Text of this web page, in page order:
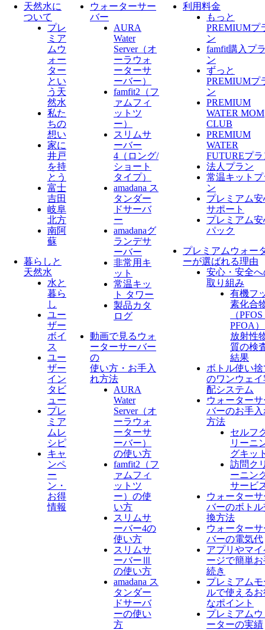
天然水に
ついて
プレ
ミア
ムウ
ォー
ター
とい
う天
然水
私た
ちの
想い
家に
井戸
を持
とう
富士
吉田
岐阜
北方
南阿
蘇
暮らしと
天然水
水と
暮ら
し
ユー
ザー
ボイ
ス
ユー
ザー
イン
タビ
ュー
プレ
ミア
ムレ
シピ
キャ
ンペ
ー
ン・
お得
情報
ウォーターサー
バー
AURA
Water
Server​（オ
ーラウォ
ーターサ
ーバー）
famfit2（フ
ァムフィ
ットツ
ー）
スリムサ
ーバー
4（ロング/
ショート
タイプ）
amadana ス
タンダー
ドサーバ
ー
amadanaグ
ランデサ
ーバー
非常用キ
ット
常温キッ
ト タワー
製品カタ
ログ
動画で見るウォ
ーターサーバー
の
使い方・お手入
れ方法
AURA
Water
Server​（オ
ーラウォ
ーターサ
ーバー）
の使い方
famfit2（フ
ァムフィ
ットツ
ー）の使
い方
スリムサ
ーバー4の
使い方
スリムサ
ーバーⅢ
の使い方
amadana ス
タンダー
ドサーバ
ーの使い
方
利用料金
もっと
PREMIUMプ
ン
famfit購入プ
ン
ずっと
PREMIUMプ
ン
PREMIUM
WATER MOM
CLUB
PREMIUM
WATER
FUTUREプラ
法人プラン
常温キットプ
ン
プレミアム安
サポート
プレミアム安
パック
プレミアムウォー
ーが選ばれる理由
安心・安全へ
取り組み
有機フ
素化合
（
PFOA
放射性
質の検
結果
ボトル使い捨
のワンウェイ
配システム
ウォーター
バーのお手入
方法
セルフ
リーニ
グキッ
訪問ク
ーニン
サービ
ウォーター
バーのボトル
換方法
ウォーター
バーの電気代
アプリやマイ
ージで簡単お
続き
プレミアムモ
ルで使える
なポイント
プレミアムウ
ーターの実績